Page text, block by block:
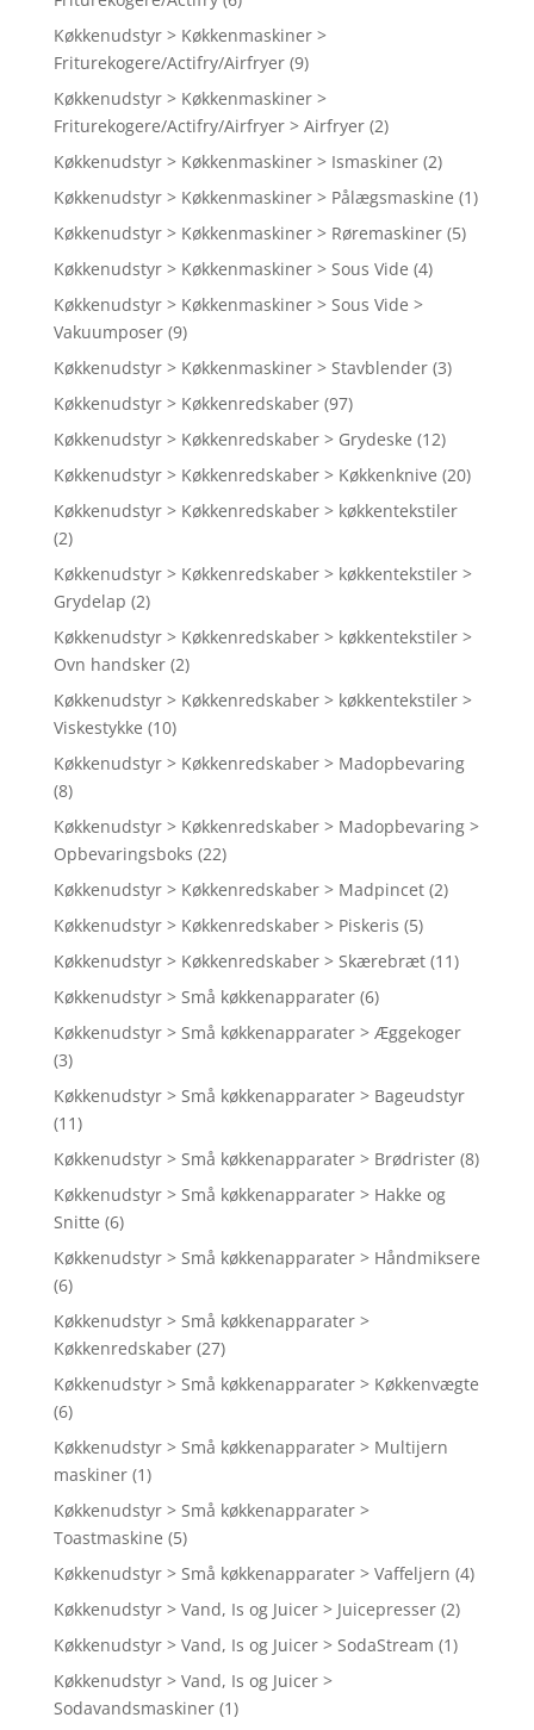
Køkkenudstyr > Køkkenmaskiner >
Friturekogere/Actifry/Airfryer (9)
Køkkenudstyr > Køkkenmaskiner >
Friturekogere/Actifry/Airfryer > Airfryer (2)
Køkkenudstyr > Køkkenmaskiner > Ismaskiner (2)
Køkkenudstyr > Køkkenmaskiner > Pålægsmaskine (1)
Køkkenudstyr > Køkkenmaskiner > Røremaskiner (5)
Køkkenudstyr > Køkkenmaskiner > Sous Vide (4)
Køkkenudstyr > Køkkenmaskiner > Sous Vide >
Vakuumposer (9)
Køkkenudstyr > Køkkenmaskiner > Stavblender (3)
Køkkenudstyr > Køkkenredskaber (97)
Køkkenudstyr > Køkkenredskaber > Grydeske (12)
Køkkenudstyr > Køkkenredskaber > Køkkenknive (20)
Køkkenudstyr > Køkkenredskaber > køkkentekstiler
(2)
Køkkenudstyr > Køkkenredskaber > køkkentekstiler >
Grydelap (2)
Køkkenudstyr > Køkkenredskaber > køkkentekstiler >
Ovn handsker (2)
Køkkenudstyr > Køkkenredskaber > køkkentekstiler >
Viskestykke (10)
Køkkenudstyr > Køkkenredskaber > Madopbevaring
(8)
Køkkenudstyr > Køkkenredskaber > Madopbevaring >
Opbevaringsboks (22)
Køkkenudstyr > Køkkenredskaber > Madpincet (2)
Køkkenudstyr > Køkkenredskaber > Piskeris (5)
Køkkenudstyr > Køkkenredskaber > Skærebræt (11)
Køkkenudstyr > Små køkkenapparater (6)
Køkkenudstyr > Små køkkenapparater > Æggekoger
(3)
Køkkenudstyr > Små køkkenapparater > Bageudstyr
(11)
Køkkenudstyr > Små køkkenapparater > Brødrister (8)
Køkkenudstyr > Små køkkenapparater > Hakke og
Snitte (6)
Køkkenudstyr > Små køkkenapparater > Håndmiksere
(6)
Køkkenudstyr > Små køkkenapparater >
Køkkenredskaber (27)
Køkkenudstyr > Små køkkenapparater > Køkkenvægte
(6)
Køkkenudstyr > Små køkkenapparater > Multijern
maskiner (1)
Køkkenudstyr > Små køkkenapparater >
Toastmaskine (5)
Køkkenudstyr > Små køkkenapparater > Vaffeljern (4)
Køkkenudstyr > Vand, Is og Juicer > Juicepresser (2)
Køkkenudstyr > Vand, Is og Juicer > SodaStream (1)
Køkkenudstyr > Vand, Is og Juicer >
Sodavandsmaskiner (1)